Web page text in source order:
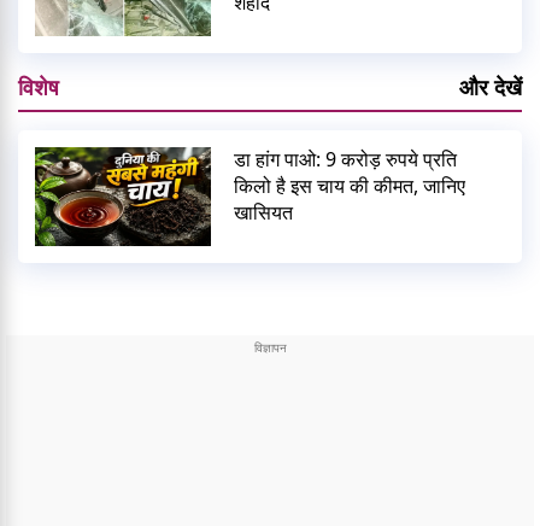
विशेष और देखें
डा हांग पाओ: 9 करोड़ रुपये प्रति
किलो है इस चाय की कीमत, जानिए
खासियत